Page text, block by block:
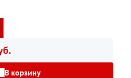
В корзину